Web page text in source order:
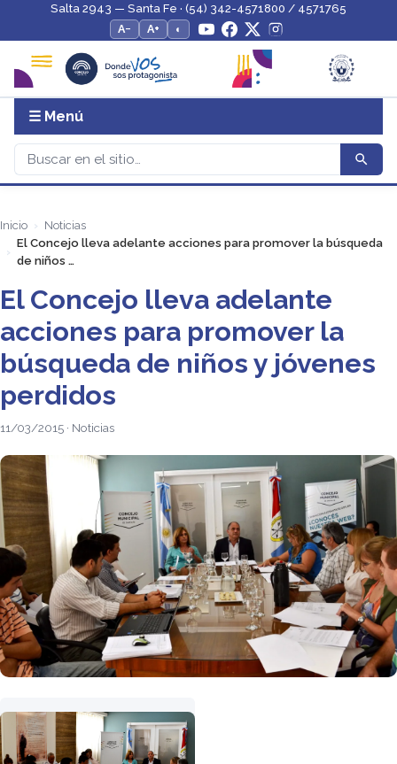
Salta 2943 — Santa Fe · (54) 342-4571800 / 4571765
A−
A+ ◐
☰ Menú
Inicio
Noticias
El Concejo lleva adelante acciones para promover la búsqueda
de niños …
El Concejo lleva adelante
acciones para promover la
búsqueda de niños y jóvenes
perdidos
11/03/2015 · Noticias